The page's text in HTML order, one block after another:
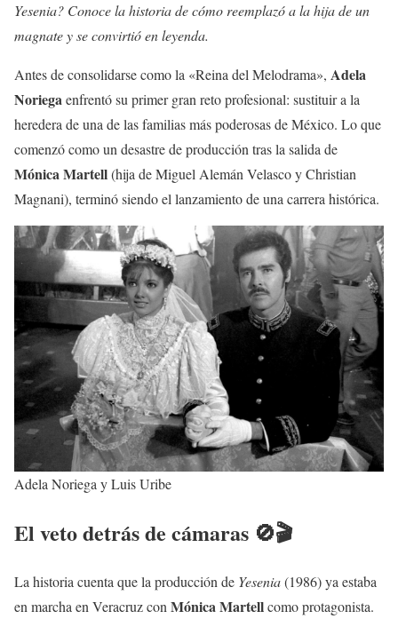
Yesenia? Conoce la historia de cómo reemplazó a la hija de un
magnate y se convirtió en leyenda.
Antes de consolidarse como la «Reina del Melodrama», Adela
Noriegaenfrentó su primer gran reto profesional: sustituir a la
heredera de una de las familias más poderosas de México. Lo que
comenzó como un desastre de producción tras la salida de
Mónica Martell(hija de Miguel Alemán Velasco y Christian
Magnani), terminó siendo el lanzamiento de una carrera histórica.
Adela Noriega y Luis Uribe
El veto detrás de cámaras 🚫🎬
La historia cuenta que la producción de Yesenia(1986) ya estaba
en marcha en Veracruz conMónica Martellcomo protagonista.